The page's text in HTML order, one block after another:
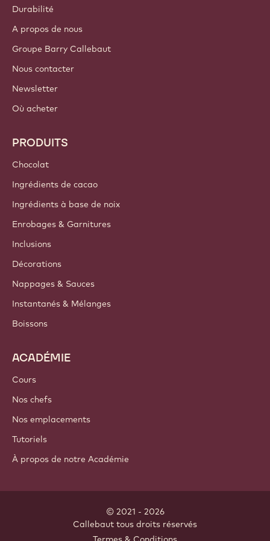
Durabilité
A propos de nous
Groupe Barry Callebaut
Nous contacter
Newsletter
Où acheter
PRODUITS
Chocolat
Ingrédients de cacao
Ingrédients à base de noix
Enrobages & Garnitures
Inclusions
Décorations
Nappages & Sauces
Instantanés & Mélanges
Boissons
ACADÉMIE
Cours
Nos chefs
Nos emplacements
Tutoriels
À propos de notre Académie
© 2021 - 2026
Callebaut tous droits réservés